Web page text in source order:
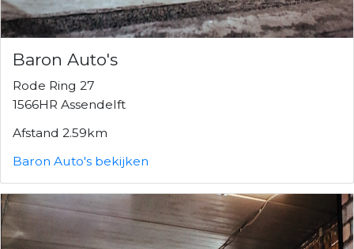
Baron Auto's
Rode Ring 27
1566HR Assendelft
Afstand 2.59km
Baron Auto's bekijken